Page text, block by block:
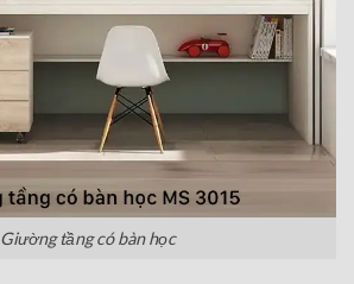
Giường tầng có bàn học